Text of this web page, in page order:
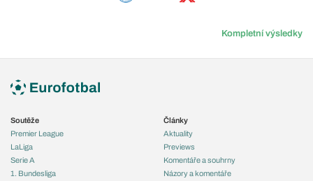
Kompletní výsledky
Soutěže
Premier League
LaLiga
Serie A
1. Bundesliga
Články
Aktuality
Previews
Komentáře a souhrny
Názory a komentáře